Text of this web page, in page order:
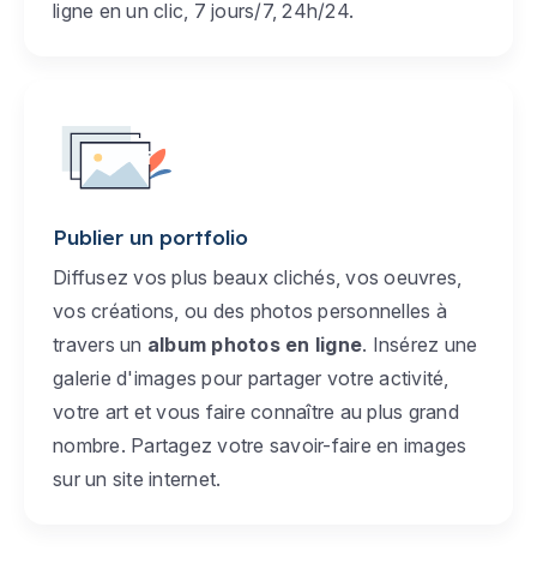
ligne en un clic, 7 jours/7, 24h/24.
Publier un portfolio
Diffusez vos plus beaux clichés, vos oeuvres,
vos créations, ou des photos personnelles à
travers un album photos en ligne. Insérez une
galerie d'images pour partager votre activité,
votre art et vous faire connaître au plus grand
nombre. Partagez votre savoir-faire en images
sur un site internet.